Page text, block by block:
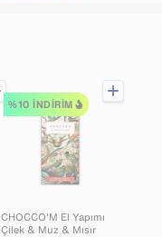
CHOCCO'M El Yapımı
Çilek & Muz & Mısır
%10 İNDIRIM